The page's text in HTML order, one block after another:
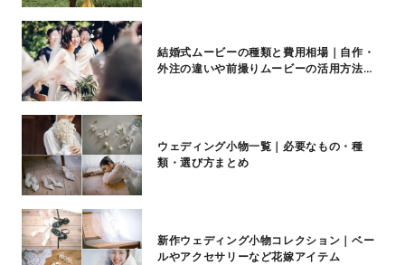
結婚式ムービーの種類と費用相場｜自作・
外注の違いや前撮りムービーの活用方法も
ウェディング小物一覧｜必要なもの・種
類・選び方まとめ
新作ウェディング小物コレクション｜ベー
ルやアクセサリーなど花嫁アイテム